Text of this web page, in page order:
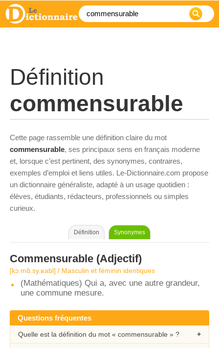
Définition
commensurable
Cette page rassemble une définition claire du mot
commensurable, ses principaux sens en français moderne
et, lorsque c’est pertinent, des synonymes, contraires,
exemples d’emploi et liens utiles. Le-Dictionnaire.com propose
un dictionnaire généraliste, adapté à un usage quotidien :
élèves, étudiants, rédacteurs, professionnels ou simples
curieux.
Définition Synonymes
Commensurable (Adjectif)
[kɔ.mɑ̃.sy.ʁabl] / Masculin et féminin identiques
(Mathématiques) Qui a, avec une autre grandeur,
une commune mesure.
Questions fréquentes
Quelle est la définition du mot « commensurable » ?